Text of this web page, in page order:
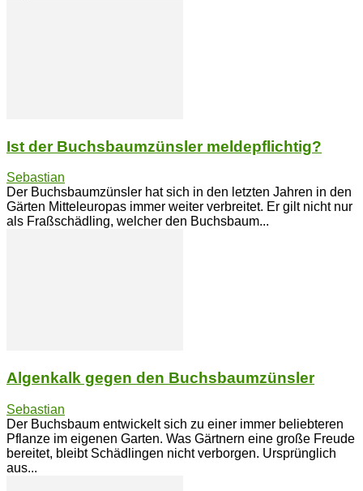
Ist der Buchsbaumzünsler meldepflichtig?
Sebastian
Der Buchsbaumzünsler hat sich in den letzten Jahren in den
Gärten Mitteleuropas immer weiter verbreitet. Er gilt nicht nur
als Fraßschädling, welcher den Buchsbaum...
Algenkalk gegen den Buchsbaumzünsler
Sebastian
Der Buchsbaum entwickelt sich zu einer immer beliebteren
Pflanze im eigenen Garten. Was Gärtnern eine große Freude
bereitet, bleibt Schädlingen nicht verborgen. Ursprünglich
aus...